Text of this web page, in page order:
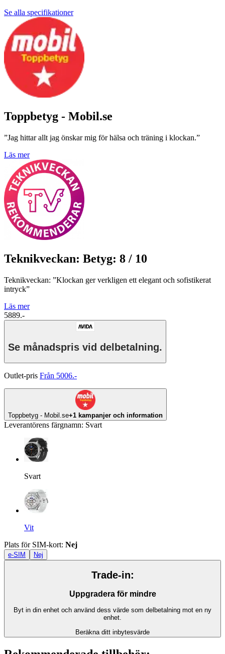
Se alla specifikationer
Toppbetyg - Mobil.se
”Jag hittar allt jag önskar mig för hälsa och träning i klockan.”
Läs mer
Teknikveckan: Betyg: 8 / 10
Teknikveckan: ”Klockan ger verkligen ett elegant och sofistikerat
intryck”
Läs mer
5889.-
Se månadspris vid delbetalning.
Outlet-pris Från 5006.-
Toppbetyg - Mobil.se+1 kampanjer och information
Leverantörens färgnamn: Svart
Svart
Vit
Plats för SIM-kort: Nej
e-SIM Nej
Trade-in:
Uppgradera för mindre
Byt in din enhet och använd dess värde som delbetalning mot en ny
enhet.
Beräkna ditt inbytesvärde